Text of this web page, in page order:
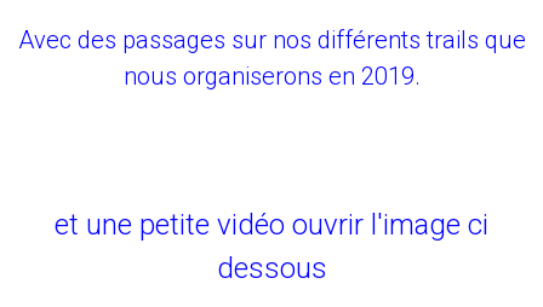
Avec des passages sur nos différents trails que
nous organiserons en 2019.
et une petite vidéo ouvrir l'image ci
dessous